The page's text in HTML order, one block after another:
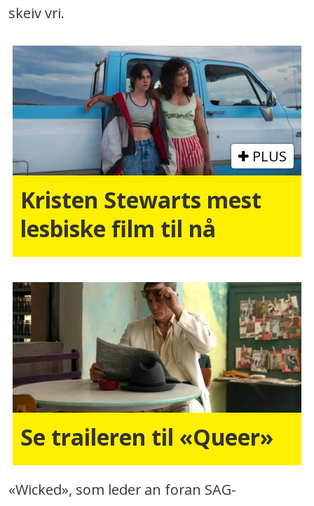
skeiv vri.
PLUS
Kristen Stewarts mest
lesbiske film til nå
Se traileren til «Queer»
«Wicked», som leder an foran SAG-